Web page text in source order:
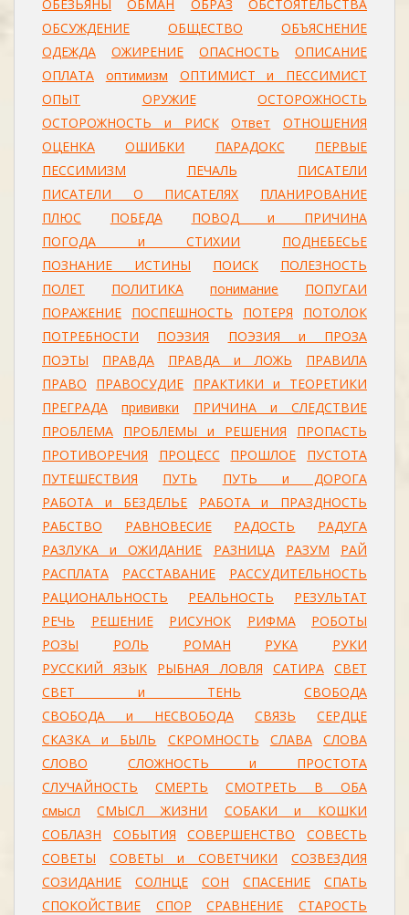
ОБЕЗЬЯНЫ ОБМАН ОБРАЗ
ОБСТОЯТЕЛЬСТВА
ОБСУЖДЕНИЕ
ОБЩЕСТВО
ОБЪЯСНЕНИЕ
ОДЕЖДА
ОЖИРЕНИЕ ОПАСНОСТЬ
ОПИСАНИЕ
ОПЛАТА
оптимизм
ОПТИМИСТ и ПЕССИМИСТ
ОПЫТ
ОРУЖИЕ
ОСТОРОЖНОСТЬ
ОСТОРОЖНОСТЬ и РИСК
Ответ
ОТНОШЕНИЯ
ОЦЕНКА
ОШИБКИ ПАРАДОКС
ПЕРВЫЕ
ПЕССИМИЗМ
ПЕЧАЛЬ
ПИСАТЕЛИ
ПИСАТЕЛИ О ПИСАТЕЛЯХ
ПЛАНИРОВАНИЕ
ПЛЮС
ПОБЕДА
ПОВОД и ПРИЧИНА
ПОГОДА и СТИХИИ
ПОДНЕБЕСЬЕ
ПОЗНАНИЕ ИСТИНЫ
ПОИСК
ПОЛЕЗНОСТЬ
ПОЛЕТ
ПОЛИТИКА понимание
ПОПУГАИ
ПОРАЖЕНИЕ
ПОСПЕШНОСТЬ ПОТЕРЯ
ПОТОЛОК
ПОТРЕБНОСТИ
ПОЭЗИЯ
ПОЭЗИЯ и ПРОЗА
ПОЭТЫ
ПРАВДА ПРАВДА и ЛОЖЬ
ПРАВИЛА
ПРАВО
ПРАВОСУДИЕ
ПРАКТИКИ и ТЕОРЕТИКИ
ПРЕГРАДА
прививки
ПРИЧИНА и СЛЕДСТВИЕ
ПРОБЛЕМА
ПРОБЛЕМЫ и РЕШЕНИЯ
ПРОПАСТЬ
ПРОТИВОРЕЧИЯ
ПРОЦЕСС ПРОШЛОЕ
ПУСТОТА
ПУТЕШЕСТВИЯ
ПУТЬ
ПУТЬ и ДОРОГА
РАБОТА и БЕЗДЕЛЬЕ
РАБОТА и ПРАЗДНОСТЬ
РАБСТВО
РАВНОВЕСИЕ РАДОСТЬ
РАДУГА
РАЗЛУКА и ОЖИДАНИЕ
РАЗНИЦА РАЗУМ
РАЙ
РАСПЛАТА
РАССТАВАНИЕ
РАССУДИТЕЛЬНОСТЬ
РАЦИОНАЛЬНОСТЬ
РЕАЛЬНОСТЬ
РЕЗУЛЬТАТ
РЕЧЬ
РЕШЕНИЕ РИСУНОК РИФМА
РОБОТЫ
РОЗЫ
РОЛЬ РОМАН РУКА
РУКИ
РУССКИЙ ЯЗЫК
РЫБНАЯ ЛОВЛЯ САТИРА СВЕТ
СВЕТ и ТЕНЬ
СВОБОДА
СВОБОДА и НЕСВОБОДА
СВЯЗЬ
СЕРДЦЕ
СКАЗКА и БЫЛЬ
СКРОМНОСТЬ СЛАВА
СЛОВА
СЛОВО
СЛОЖНОСТЬ и ПРОСТОТА
СЛУЧАЙНОСТЬ
СМЕРТЬ
СМОТРЕТЬ В ОБА
смысл
СМЫСЛ ЖИЗНИ
СОБАКИ и КОШКИ
СОБЛАЗН
СОБЫТИЯ СОВЕРШЕНСТВО
СОВЕСТЬ
СОВЕТЫ
СОВЕТЫ и СОВЕТЧИКИ
СОЗВЕЗДИЯ
СОЗИДАНИЕ
СОЛНЦЕ СОН СПАСЕНИЕ
СПАТЬ
СПОКОЙСТВИЕ
СПОР СРАВНЕНИЕ
СТАРОСТЬ